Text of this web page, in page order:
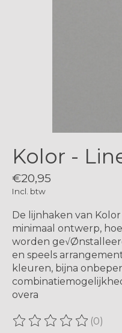
Kolor -
€20,95
Incl. btw
De lijnhaken van
minimaal ontwerp,
worden
en speels
kleuren, bijna
overa
De beoordeling van
(0)